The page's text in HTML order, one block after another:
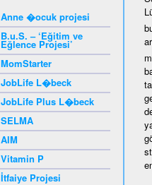
Anne �ocuk projesi
B.u.S. – ‘Eğitim ve
Eğlence Projesi’
MomStarter
JobLife L�beck
JobLife Plus L�beck
SELMA
AIM
Vitamin P
İtfaiye Projesi